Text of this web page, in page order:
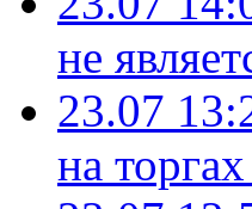
не
23.07
на